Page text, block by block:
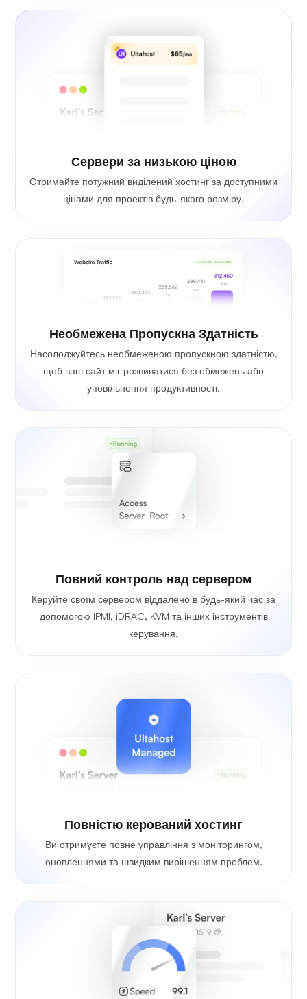
Сервери за низькою ціною
Отримайте потужний виділений хостинг за доступними
цінами для проектів будь-якого розміру.
Необмежена Пропускна Здатність
Насолоджуйтесь необмеженою пропускною здатністю,
щоб ваш сайт міг розвиватися без обмежень або
уповільнення продуктивності.
Повний контроль над сервером
Керуйте своїм сервером віддалено в будь-який час за
допомогою IPMI, iDRAC, KVM та інших інструментів
керування.
Повністю керований хостинг
Ви отримуєте повне управління з моніторингом,
оновленнями та швидким вирішенням проблем.